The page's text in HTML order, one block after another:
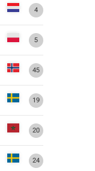
4
5
45
19
20
24